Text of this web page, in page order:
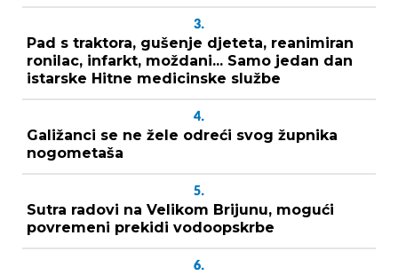
3.
Pad s traktora, gušenje djeteta, reanimiran
ronilac, infarkt, moždani... Samo jedan dan
istarske Hitne medicinske službe
4.
Galižanci se ne žele odreći svog župnika
nogometaša
5.
Sutra radovi na Velikom Brijunu, mogući
povremeni prekidi vodoopskrbe
6.